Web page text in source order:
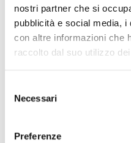
nostri partner che si
pubblicità e social media, i
con altre informazioni che
raccolto dal suo utilizzo
delNecessari
Preferenze
Tutta Bologna in Piazza